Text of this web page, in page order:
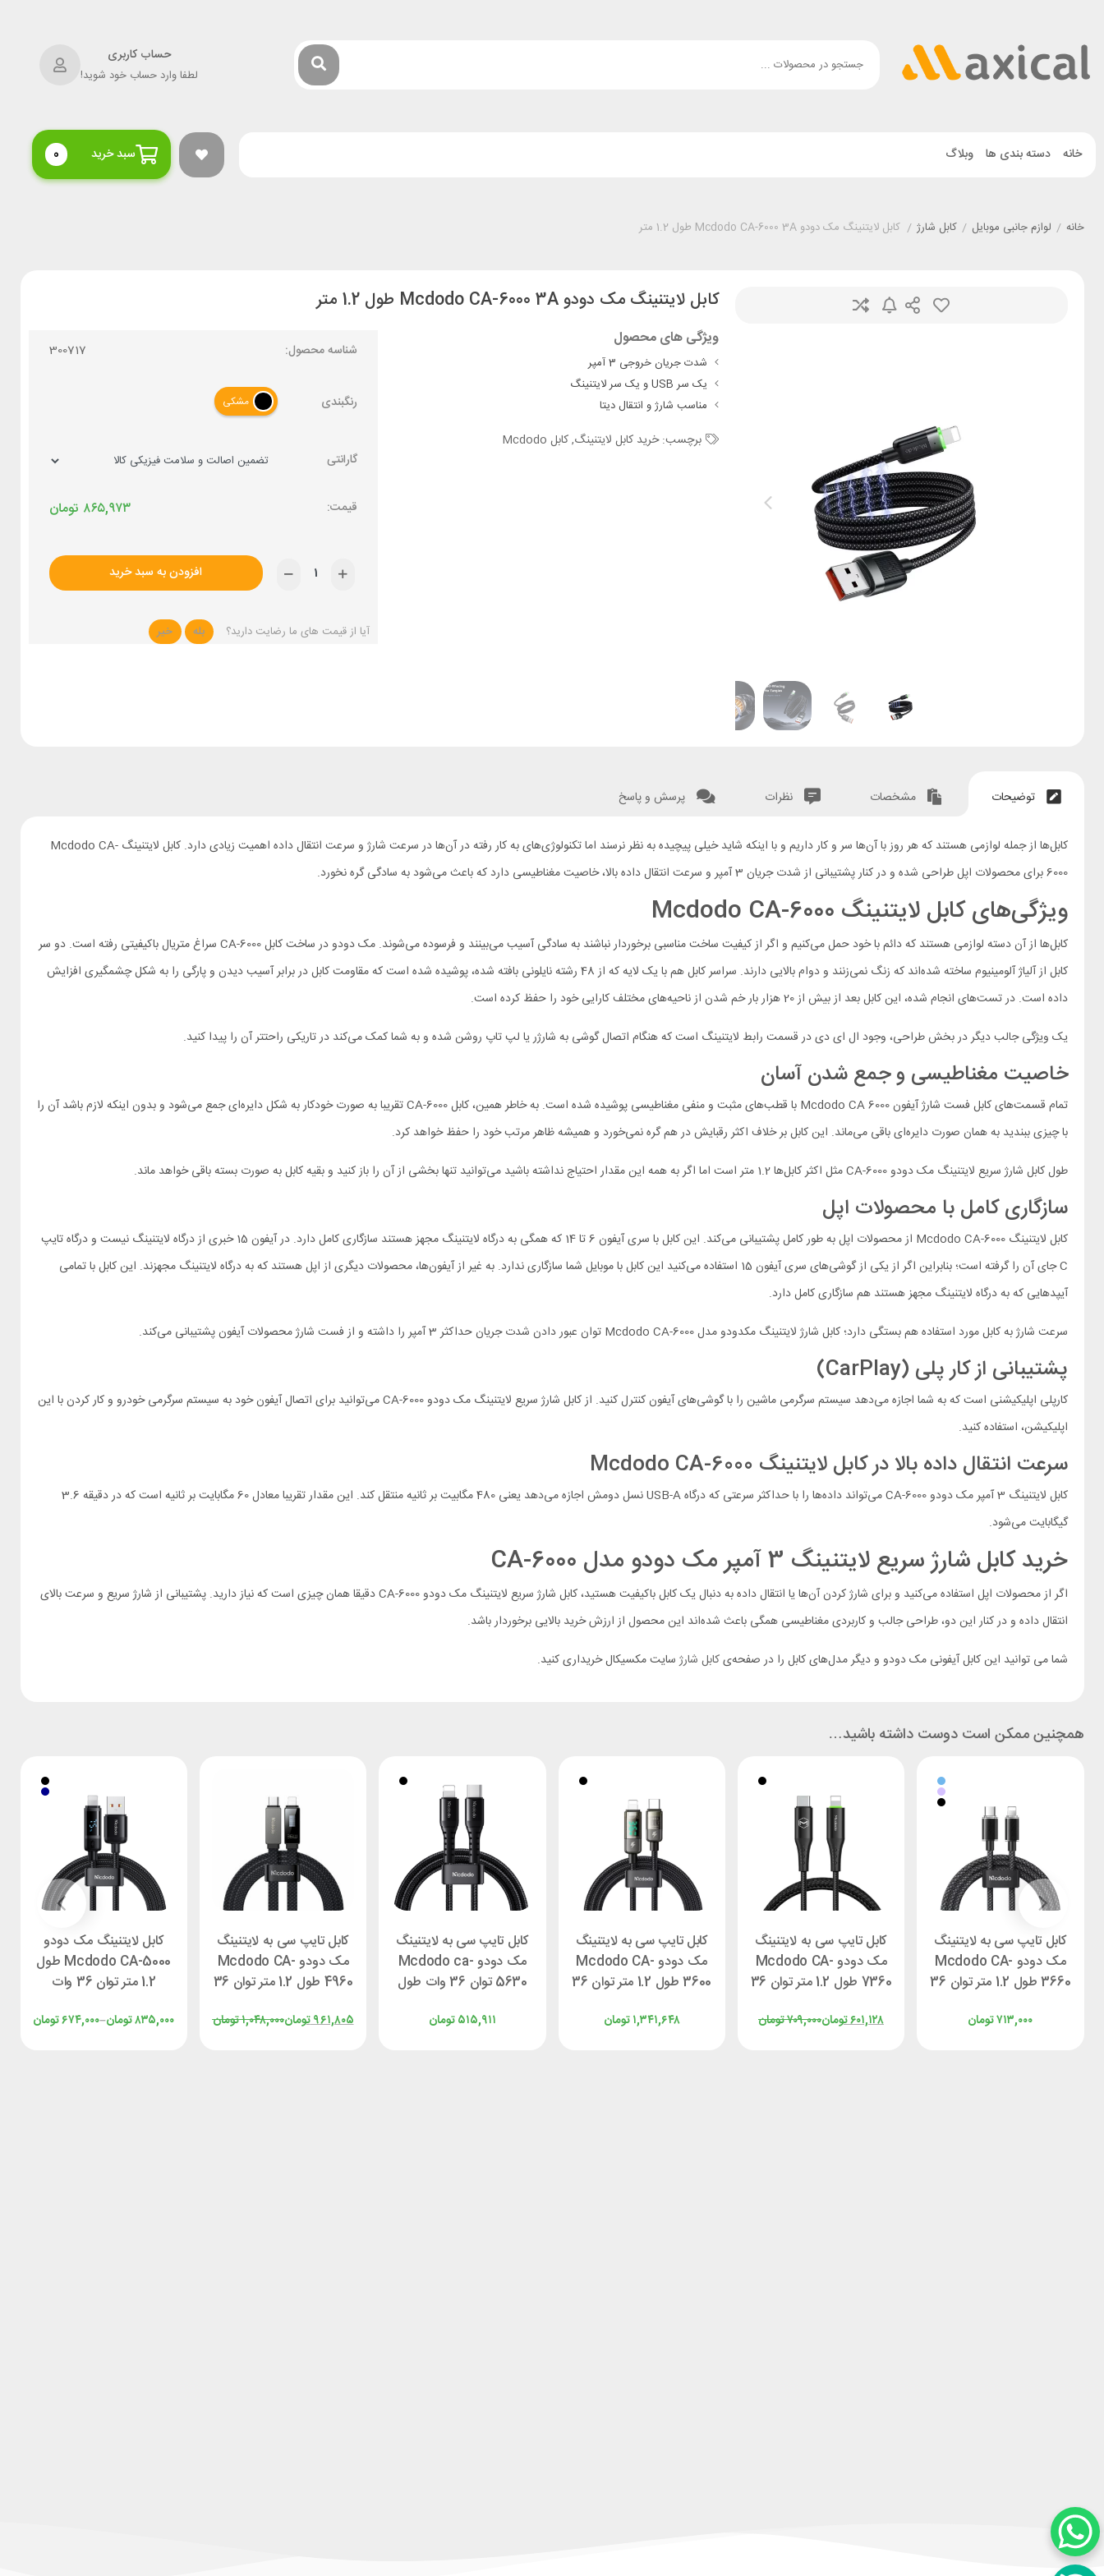
حساب کاربری
لطفا وارد حساب خود شوید!
خانه دسته بندی ها وبلاگ سبد خرید 0
خانه / لوازم جانبی موبایل / کابل شارژ / کابل لایتنینگ مک دودو Mcdodo CA-6000 3A طول 1.2 متر
کابل لایتنینگ مک دودو Mcdodo CA-6000 3A طول 1.2 متر
ویژگی های محصول
شدت جریان خروجی 3 آمپر
یک سر USB و یک سر لایتنینگ
مناسب شارژ و انتقال دیتا
برچسب:خرید کابل لایتنینگ,کابل Mcdodo
شناسه محصول: 300717
رنگبندی مشکی
گارانتی
تومان ۸۶۵,۹۷۳
افزودن به سبد خرید
آیا از قیمت های ما رضایت دارید؟ بله خیر
توضیحات مشخصات نظرات پرسش و پاسخ
کابل‌ها از جمله لوازمی هستند که هر روز با آن‌ها سر و کار داریم و با اینکه شاید خیلی پیچیده به نظر نرسند اما تکنولوژی‌های به کار رفته در آن‌ها در سرعت شارژ و سرعت انتقال داده اهمیت زیادی دارد. کابل لایتنینگ Mcdodo CA-
6000 برای محصولات اپل طراحی شده و در کنار پشتیبانی از شدت جریان 3 آمپر و سرعت انتقال داده بالا، خاصیت مغناطیسی دارد که باعث می‌شود به سادگی گره نخورد.
ویژگی‌های کابل لایتنینگ Mcdodo CA-6000
کابل‌ها از آن دسته لوازمی هستند که دائم با خود حمل می‌کنیم و اگر از کیفیت ساخت مناسبی برخوردار نباشند به سادگی آسیب می‌بینند و فرسوده می‌شوند. مک دودو در ساخت کابل CA-6000 سراغ متریال باکیفیتی رفته است. دو سر
کابل از آلیاژ آلومینیوم ساخته شده‌اند که زنگ نمی‌زنند و دوام بالایی دارند. سراسر کابل هم با یک لایه که از 48 رشته نایلونی بافته شده، پوشیده شده است که مقاومت کابل در برابر آسیب دیدن و پارگی را به شکل چشمگیری افزایش
داده است. در تست‌های انجام شده، این کابل بعد از بیش از 20 هزار بار خم شدن از ناحیه‌های مختلف کارایی خود را حفظ کرده است.
یک ویژگی جالب دیگر در بخش طراحی، وجود ال ای دی در قسمت رابط لایتنینگ است که هنگام اتصال گوشی به شارژر یا لپ تاپ روشن شده و به شما کمک می‌کند در تاریکی راحتتر آن را پیدا کنید.
خاصیت مغناطیسی و جمع شدن آسان
تمام قسمت‌های کابل فست شارژ آیفون Mcdodo CA 6000 با قطب‌های مثبت و منفی مغناطیسی پوشیده شده است. به خاطر همین، کابل CA-6000 تقریبا به صورت خودکار به شکل دایره‌ای جمع می‌شود و بدون اینکه لازم باشد آن را
با چیزی ببندید به همان صورت دایره‌ای باقی می‌ماند. این کابل بر خلاف اکثر رقبایش در هم گره نمی‌خورد و همیشه ظاهر مرتب خود را حفظ خواهد کرد.
طول کابل شارژ سریع لایتنینگ مک دودو CA-6000 مثل اکثر کابل‌ها 1.2 متر است اما اگر به همه این مقدار احتیاج نداشته باشید می‌توانید تنها بخشی از آن را باز کنید و بقیه کابل به صورت بسته باقی خواهد ماند.
سازگاری کامل با محصولات اپل
کابل لایتنینگ Mcdodo CA-6000 از محصولات اپل به طور کامل پشتیبانی می‌کند. این کابل با سری آیفون 6 تا 14 که همگی به درگاه لایتنینگ مجهز هستند سازگاری کامل دارد. در آیفون 15 خبری از درگاه لایتنینگ نیست و درگاه تایپ
C جای آن را گرفته است؛ بنابراین اگر از یکی از گوشی‌های سری آیفون 15 استفاده می‌کنید این کابل با موبایل شما سازگاری ندارد. به غیر از آیفون‌ها، محصولات دیگری از اپل هستند که به درگاه لایتنینگ مجهزند. این کابل با تمامی
آیپدهایی که به درگاه لایتنینگ مجهز هستند هم سازگاری کامل دارد.
سرعت شارژ به کابل مورد استفاده هم بستگی دارد؛ کابل شارژ لایتنینگ مکدودو مدل Mcdodo CA-6000 توان عبور دادن شدت جریان حداکثر 3 آمپر را داشته و از فست شارژ محصولات آیفون پشتیبانی می‌کند.
پشتیبانی از کار پلی (CarPlay)
کارپلی اپلیکیشنی است که به شما اجازه می‌دهد سیستم سرگرمی ماشین را با گوشی‌های آیفون کنترل کنید. از کابل شارژ سریع لایتنینگ مک دودو CA-6000 می‌توانید برای اتصال آیفون خود به سیستم سرگرمی خودرو و کار کردن با این
اپلیکیشن، استفاده کنید.
سرعت انتقال داده بالا در کابل لایتنینگ Mcdodo CA-6000
کابل لایتنینگ 3 آمپر مک دودو CA-6000 می‌تواند داده‌ها را با حداکثر سرعتی که درگاه USB-A نسل دومش اجازه می‌دهد یعنی 480 مگابیت بر ثانیه منتقل کند. این مقدار تقریبا معادل 60 مگابایت بر ثانیه است که در دقیقه 3.6
گیگابایت می‌شود.
خرید کابل شارژ سریع لایتنینگ 3 آمپر مک دودو مدل CA-6000
اگر از محصولات اپل استفاده می‌کنید و برای شارژ کردن آن‌ها یا انتقال داده به دنبال یک کابل باکیفیت هستید، کابل شارژ سریع لایتنینگ مک دودو CA-6000 دقیقا همان چیزی است که نیاز دارید. پشتیبانی از شارژ سریع و سرعت بالای
انتقال داده و در کنار این دو، طراحی جالب و کاربردی مغناطیسی همگی باعث شده‌اند این محصول از ارزش خرید بالایی برخوردار باشد.
شما می توانید این کابل آیفونی مک دودو و دیگر مدل‌های کابل را در صفحه‌یکابل شارژ سایت مکسیکال خریداری کنید.
همچنین ممکن است دوست داشته باشید…
کابل تایپ سی به لایتنینگ
مک دودو Mcdodo CA-
3660 طول 1.2 متر توان 36
تومان۷۱۳,۰۰۰
کابل تایپ سی به لایتنینگ
مک دودو Mcdodo CA-
7360 طول 1.2 متر توان 36
تومان۷۰۹,۰۰۰تومان۶۰۱,۱۲۸
کابل تایپ سی به لایتنینگ
مک دودو Mcdodo CA-
3600 طول 1.2 متر توان 36
تومان۱,۳۴۱,۶۴۸
کابل تایپ سی به لایتنینگ
مک دودو Mcdodo ca-
5630 توان 36 وات طول
تومان۵۱۵,۹۱۱
کابل تایپ سی به لایتنینگ
مک دودو Mcdodo CA-
4960 طول 1.2 متر توان 36
تومان۱,۰۴۸,۰۰۰تومان۹۶۱,۸۰۵
کابل لایتنینگ مک دودو
Mcdodo CA-5000 طول
1.2 متر توان 36 وات
تومان۶۷۴,۰۰۰–تومان۸۳۵,۰۰۰